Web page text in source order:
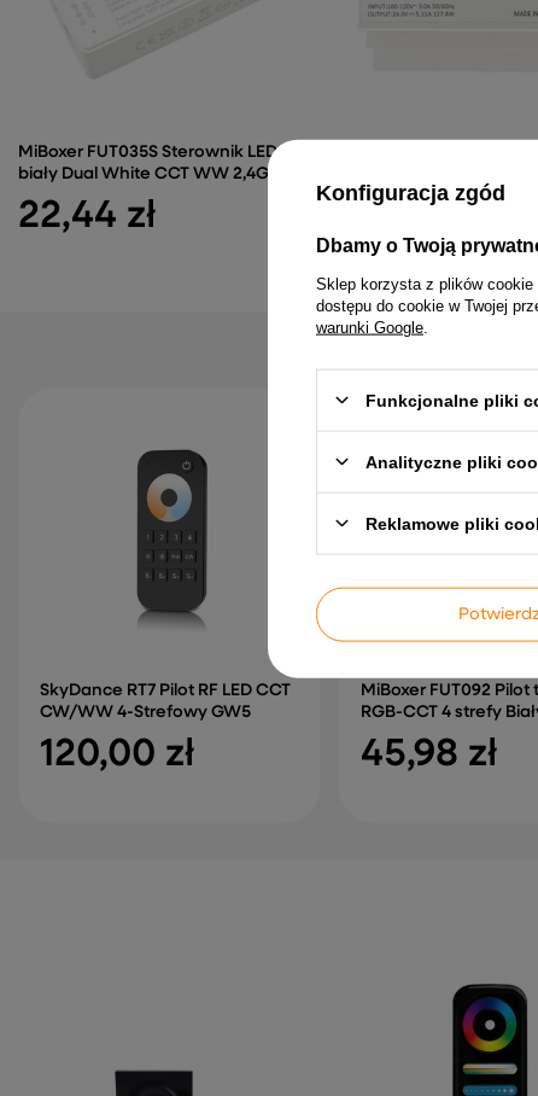
MiBoxer FUT035S Sterownik LED
biały Dual White CCT WW 2,4Ghz
22,44 zł 108,79 zł
SkyDance RT7 Pilot RF LED CCT
CW/WW 4-Strefowy GW5
120,00 zł
MiBoxer FUT092 Pilot
RGB-CCT 4 strefy
45,98 zł
Konfiguracja zgód
Dbamy o Twoją
Sklep korzysta z plików cookie
dostępu do cookie w Twojej
warunki Google
Funkcjonalne pliki
Analityczne pliki
Reklamowe pliki